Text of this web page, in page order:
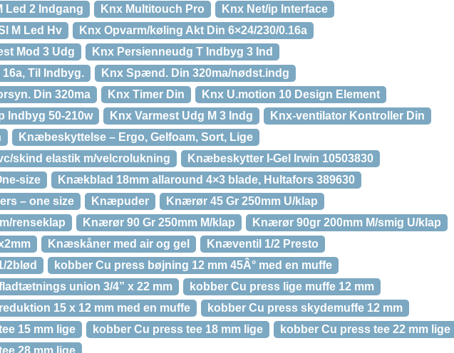
Led 2 Indgang
Knx Multitouch Pro
Knx Net/ip Interface
M Led Hv
Knx Opvarm/køling Akt Din 6×24/230/0.16a
Mod 3 Udg
Knx Persienneudg T Indbyg 3 Ind
Til Indbyg.
Knx Spænd. Din 320ma/nødst.indg
Din 320ma
Knx Timer Din
Knx U.motion 10 Design Element
Indbyg 50-210w
Knx Varmest Udg M 3 Indg
Knx-ventilator Kontroller Din
Knæbeskyttelse – Ergo, Gelfoam, Sort, Lige
skind elastik m/velcrolukning
Knæbeskytter I-Gel Irwin 10503830
size
Knækblad 18mm allaround 4×3 blade, Hultafors 389630
– one size
Knæpuder
Knærør 45 Gr 250mm U/klap
renseklap
Knærør 90 Gr 250mm M/klap
Knærør 90gr 200mm M/smig U/klap
Knæskåner med air og gel
Knæventil 1/2 Presto
2blød
kobber Cu press bøjning 12 mm 45Â° med en muffe
union 3/4” x 22 mm
kobber Cu press lige muffe 12 mm
15 x 12 mm med en muffe
kobber Cu press skydemuffe 12 mm
15 mm lige
kobber Cu press tee 18 mm lige
kobber Cu press tee 22 mm lige
28 mm lige